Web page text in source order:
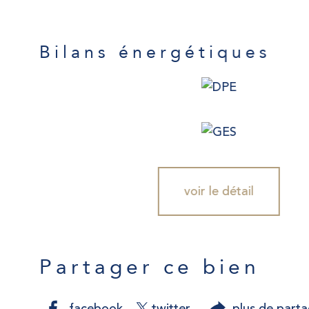
Bilans énergétiques
voir le détail
Partager ce bien